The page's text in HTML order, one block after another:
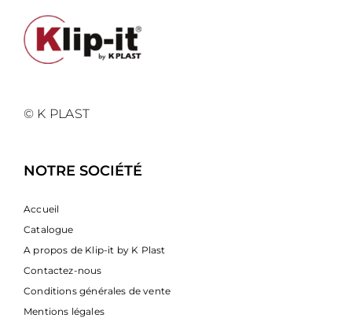
© K PLAST
NOTRE SOCIÉTÉ
Accueil
Catalogue
A propos de Klip-it by K Plast
Contactez-nous
Conditions générales de vente
Mentions légales